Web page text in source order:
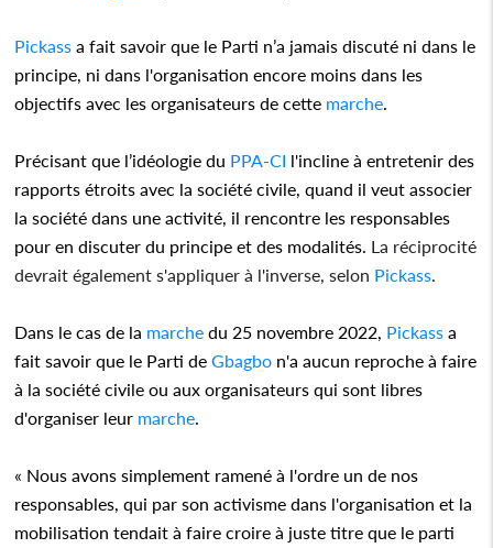
Pickass a fait savoir que le Parti n’a jamais discuté ni dans le
principe, ni dans l'organisation encore moins dans les
objectifs avec les organisateurs de cette marche
Précisant que l’idéologie du PPA-CI l'incline à entretenir des
rapports étroits avec la société civile, quand il veut associer
la société dans une activité, il rencontre les responsables
pour en discuter du principe et des modalités. La réciprocité
devrait également s'appliquer à l'inverse, selon Pickass
Dans le cas de la marche du 25 novembre 2022, Pickass a
fait savoir que le Parti deGbagbo n'a aucun reproche à faire
à la société civile ou aux organisateurs qui sont libres
d'organiser leur marche
« Nous avons simplement ramené à l'ordre un de nos
responsables, qui par son activisme dans l'organisation et la
mobilisation tendait à faire croire à juste titre que le parti